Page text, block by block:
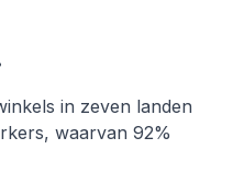
in zeven landen
waarvan 92%